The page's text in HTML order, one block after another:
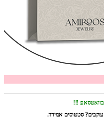
בוואטסאפ !!!
סטטוסים אמירוז.